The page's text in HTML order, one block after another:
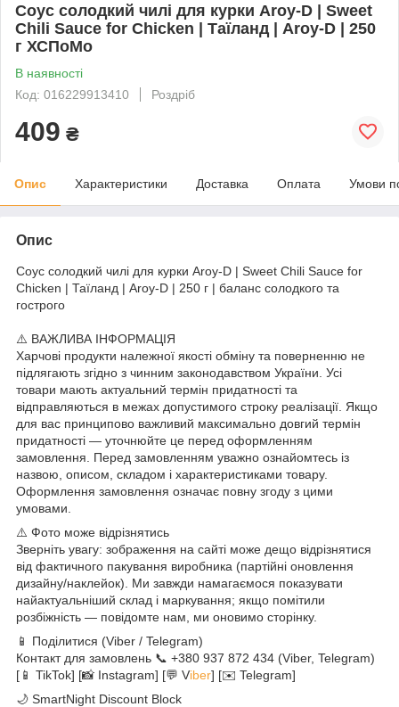
Соус солодкий чилі для курки Aroy-D | Sweet
Chili Sauce for Chicken | Таїланд | Aroy-D | 250
г ХСПоМо
В наявності
Код: 016229913410
Роздріб
409 ₴
Опис Характеристики Доставка Оплата Умови
Опис
Соус солодкий чилі для курки Aroy-D | Sweet Chili Sauce for
Chicken | Таїланд | Aroy-D | 250 г | баланс солодкого та
гострого
⚠️ ВАЖЛИВА ІНФОРМАЦІЯ
Харчові продукти належної якості обміну та поверненню не
підлягають згідно з чинним законодавством України. Усі
товари мають актуальний термін придатності та
відправляються в межах допустимого строку реалізації. Якщо
для вас принципово важливий максимально довгий термін
придатності — уточнюйте це перед оформленням
замовлення. Перед замовленням уважно ознайомтесь із
назвою, описом, складом і характеристиками товару.
Оформлення замовлення означає повну згоду з цими
умовами.
⚠️ Фото може відрізнятись
Зверніть увагу: зображення на сайті може дещо відрізнятися
від фактичного пакування виробника (партійні оновлення
дизайну/наклейок). Ми завжди намагаємося показувати
найактуальніший склад і маркування; якщо помітили
розбіжність — повідомте нам, ми оновимо сторінку.
📱 Поділитися (Viber / Telegram)
Контакт для замовлень 📞 +380 937 872 434 (Viber, Telegram)
[📱 TikTok] [📸 Instagram] [💬 Viber] [✉️ Telegram]
🌙 SmartNight Discount Block